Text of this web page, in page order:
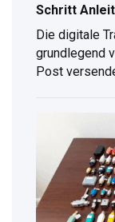
Schritt
Die digitale
grundlegend
Post
Schritt
Anleitung
für
2026